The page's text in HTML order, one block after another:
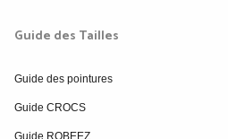
Guide des Tailles
Guide des pointures
Guide CROCS